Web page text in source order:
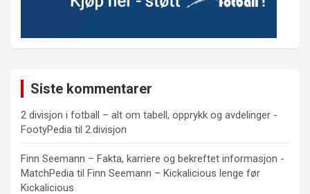
Siste kommentarer
2 divisjon i fotball – alt om tabell, opprykk og avdelinger -
FootyPedia til 2.divisjon
Finn Seemann – Fakta, karriere og bekreftet informasjon -
MatchPedia til Finn Seemann – Kickalicious lenge før
Kickalicious